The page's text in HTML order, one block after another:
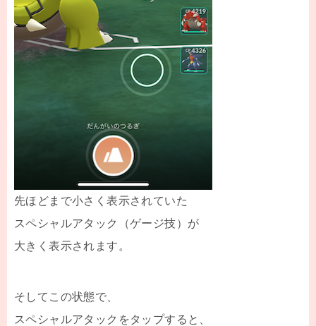
先ほどまで小さく表示されていた
スペシャルアタック（ゲージ技）が
大きく表示されます。
そしてこの状態で、
スペシャルアタックをタップすると、